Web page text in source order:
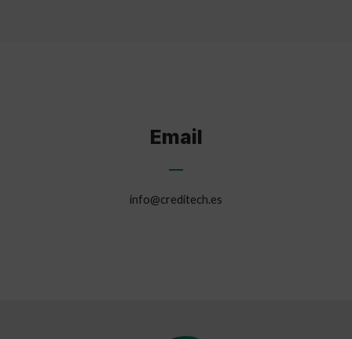
Email
info@creditech.es